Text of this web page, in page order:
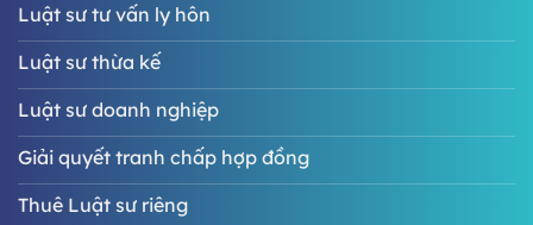
Luật sư tư vấn ly hôn
Luật sư thừa kế
Luật sư doanh nghiệp
Giải quyết tranh chấp hợp đồng
Thuê Luật sư riêng